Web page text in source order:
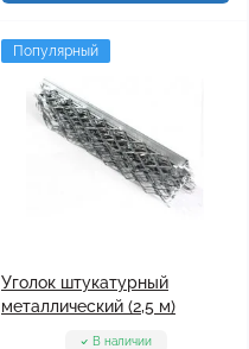
Популярный
Уголок штукатурный
металлический (2,5 м)
В наличии